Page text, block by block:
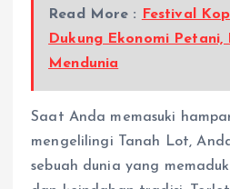
Read More :
Festival
Dukung Ekonomi Petani,
Mendunia
Saat Anda memasuki
mengelilingi Tanah Lot,
sebuah dunia yang